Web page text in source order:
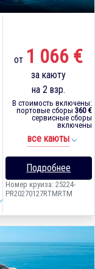
от 1 066 €
за каюту
на 2 взр.
В стоимость включены:
портовые сборы 360 €
сервисные сборы
включены
все каюты
Подробнее
Номер круиза: 25224-
PR20270127RTMRTM